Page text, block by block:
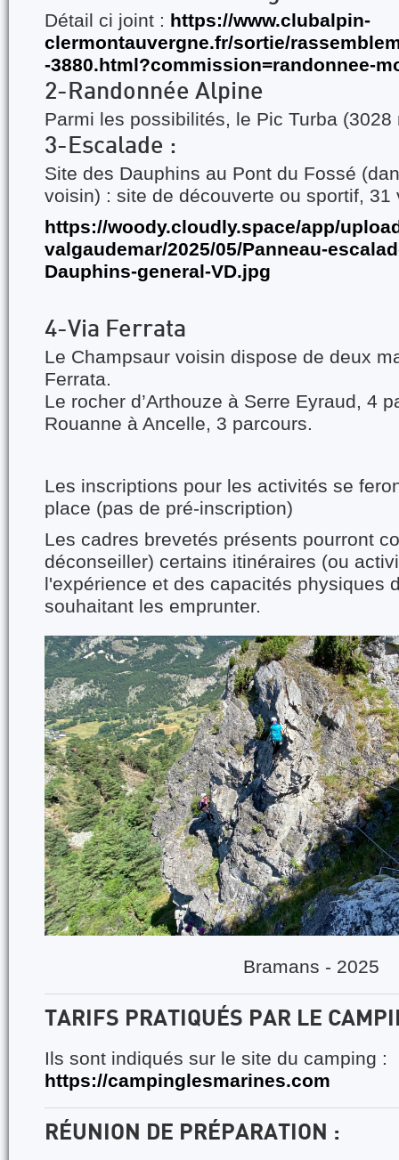
Détail ci joint : https://www.clubalpin-
clermontauvergne.fr/sortie/
-3880.html?commission=randonnee-
2-Randonnée Alpine
Parmi les possibilités, le Pic Turba
3-Escalade :
Site des Dauphins au Pont du Fossé
voisin) : site de découverte ou sportif, 31
https://woody.cloudly.space/app/
valgaudemar/2025/05/Panneau-
Dauphins-general-VD.jpg
4-Via Ferrata
Le Champsaur voisin dispose de deux
Ferrata.
Le rocher d’Arthouze à Serre Eyraud, 4
Rouanne à Ancelle, 3 parcours.
Les inscriptions pour les activités se
place (pas de pré-inscription)
Les cadres brevetés présents pourront
déconseiller) certains itinéraires (ou
l'expérience et des capacités physiques
souhaitant les emprunter.
Bramans - 2025
TARIFS PRATIQUÉS PAR LE
Ils sont indiqués sur le site du camping :
https://campinglesmarines.com
RÉUNION DE PRÉPARATION :